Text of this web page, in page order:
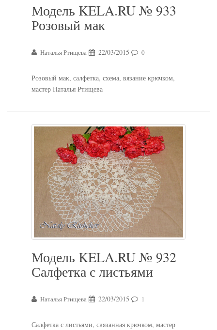
Модель KELA.RU № 933
Розовый мак
Наталья Ртищева 22/03/2015 0
Розовый мак, салфетка, схема, вязание крючком,
мастер Наталья Ртищева
Модель KELA.RU № 932
Салфетка с листьями
Наталья Ртищева 22/03/2015 1
Салфетка с листьями, связанная крючком, мастер